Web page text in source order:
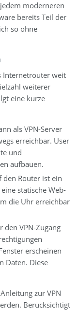
moderneren
bereits Teil der
so ohne
Internetrouter weit
weiterer
eine kurze
als VPN-Server
erreichbar. User
und
aufbauen.
den Router ist ein
statische Web-
die Uhr erreichbar
VPN-Zugang
erscheinen
Daten. Diese
zur VPN
Berücksichtigt